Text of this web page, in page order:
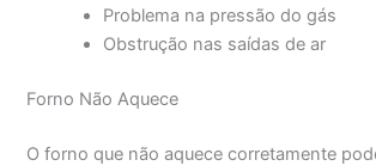
Problema na pressão do gás
Obstrução nas saídas de ar
Forno Não Aquece
O forno que não aquece corretamente